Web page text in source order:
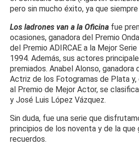
pero sin mucho éxito, ya que
Los ladrones van a la Oficina fue
ocasiones, ganadora del Premio
del Premio ADIRCAE a la Mejor
1994. Además, sus actores
premiados. Anabel Alonso, ganadora
Actriz de los Fotogramas de Plata
al Premio de Mejor Actor, se
y José Luis López Vázquez.
Sin duda, fue una serie que
principios de los noventa y de la que
recuerdos.